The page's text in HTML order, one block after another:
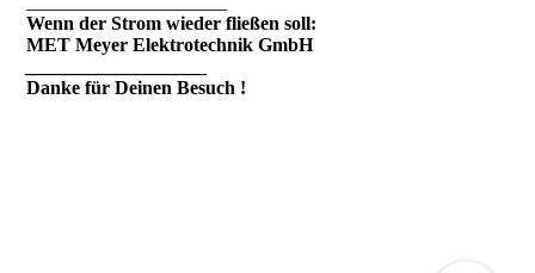
Wenn der Strom wieder fließen soll:
MET Meyer Elektrotechnik GmbH
Danke für Deinen Besuch !